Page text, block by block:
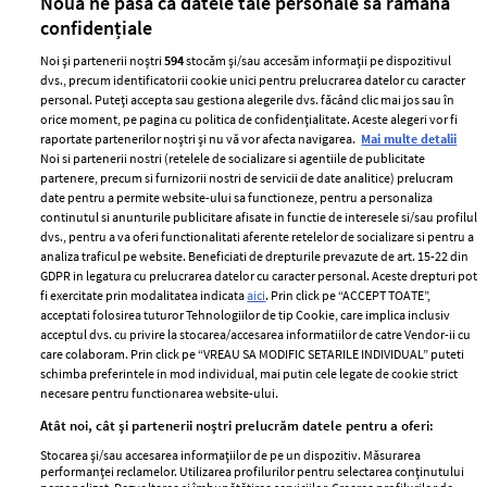
ELLE Style Awards
2024
Despre ELLE
Romania
Contact
Abonamente
Termeni si conditii
Politica de
confidențialitate
Politica de cookies
Publicitate
GSP
Unica
femei
Viva
confidențiale
Noi și partenerii noștri594stocăm și/sau accesăm informații pe dispozitivul
dvs., precum identificatorii cookie unici pentru prelucrarea datelor cu caracter
personal. Puteți accepta sau gestiona alegerile dvs. făcând clic mai jos sau în
orice moment, pe pagina cu politica de confidențialitate. Aceste alegeri vor fi
raportate partenerilor noștri și nu vă vor afecta navigarea. Mai multe detalii
Noi si partenerii nostri (retelele de socializare si agentiile de publicitate
partenere, precum si furnizorii nostri de servicii de date analitice) prelucram
date pentru a permite website-ului sa functioneze, pentru a personaliza
continutul si anunturile publicitare afisate in functie de interesele si/sau profilul
dvs., pentru a va oferi functionalitati aferente retelelor de socializare si pentru a
analiza traficul pe website. Beneficiati de drepturile prevazute de art. 15-22 din
GDPR in legatura cu prelucrarea datelor cu caracter personal. Aceste drepturi pot
fi exercitate prin modalitatea indicataaici. Prin click pe “ACCEPT TOATE”,
acceptati folosirea tuturor Tehnologiilor de tip Cookie, care implica inclusiv
acceptul dvs. cu privire la stocarea/accesarea informatiilor de catre Vendor-ii cu
care colaboram. Prin click pe “VREAU SA MODIFIC SETARILE INDIVIDUAL” puteti
schimba preferintele in mod individual, mai putin cele legate de cookie strict
necesare pentru functionarea website-ului.
Atât noi, cât și partenerii noștri prelucrăm datele pentru a oferi:
Stocarea și/sau accesarea informațiilor de pe un dispozitiv. Măsurarea
performanței reclamelor. Utilizarea profilurilor pentru selectarea conținutului